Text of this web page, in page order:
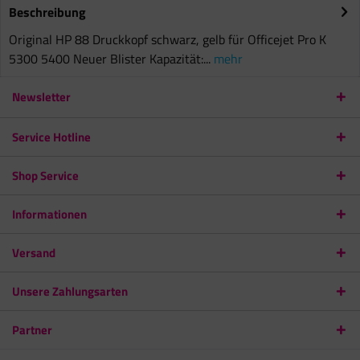
Beschreibung
Original HP 88 Druckkopf schwarz, gelb für Officejet Pro K
5300 5400 Neuer Blister Kapazität:... mehr
Newsletter
Service Hotline
Shop Service
Informationen
Versand
Unsere Zahlungsarten
Partner